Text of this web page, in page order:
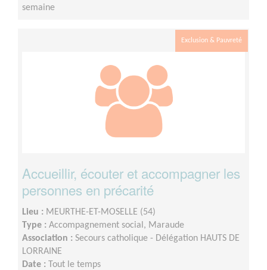
semaine
Exclusion & Pauvreté
Accueillir, écouter et accompagner les
personnes en précarité
Lieu : MEURTHE-ET-MOSELLE (54)
Type : Accompagnement social, Maraude
Association : Secours catholique - Délégation HAUTS DE
LORRAINE
Date :
Tout le temps